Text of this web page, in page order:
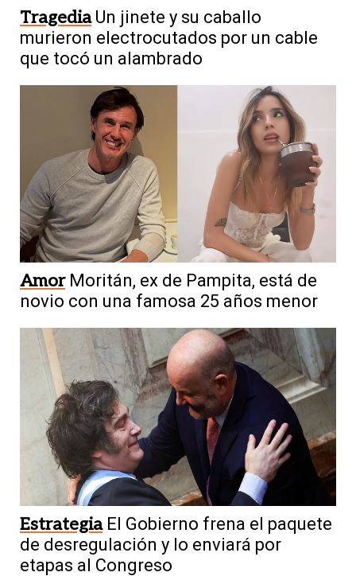
Tragedia Un jinete y su caballo
murieron electrocutados por un cable
que tocó un alambrado
Amor Moritán, ex de Pampita, está de
novio con una famosa 25 años menor
Estrategia El Gobierno frena el paquete
de desregulación y lo enviará por
etapas al Congreso